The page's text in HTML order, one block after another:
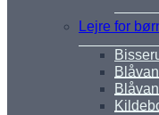
Lejre for